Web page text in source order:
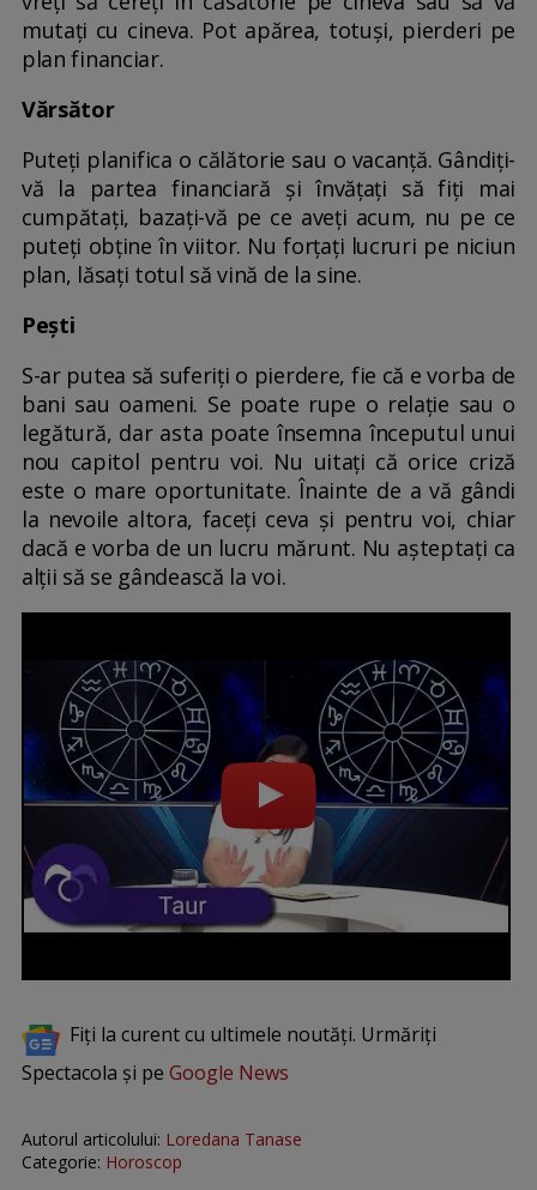
mutați cu cineva. Pot apărea, totuși, pierderi pe
plan financiar.
Vărsător
Puteți planifica o călătorie sau o vacanță. Gândiți-
vă la partea financiară și învățați să fiți mai
cumpătați, bazați-vă pe ce aveți acum, nu pe ce
puteți obține în viitor. Nu forțați lucruri pe niciun
plan, lăsați totul să vină de la sine.
Pești
S-ar putea să suferiți o pierdere, fie că e vorba de
bani sau oameni. Se poate rupe o relație sau o
legătură, dar asta poate însemna începutul unui
nou capitol pentru voi. Nu uitați că orice criză
este o mare oportunitate. Înainte de a vă gândi
la nevoile altora, faceți ceva și pentru voi, chiar
dacă e vorba de un lucru mărunt. Nu așteptați ca
alții să se gândească la voi.
Fiți la curent cu ultimele noutăți. Urmăriți
Spectacola și pe Google News
Autorul articolului: Loredana Tanase
Categorie: Horoscop